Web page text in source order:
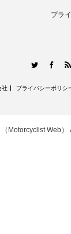
プラ
Twitter
社 プライバシーポリシ
Motorcyclist Web）